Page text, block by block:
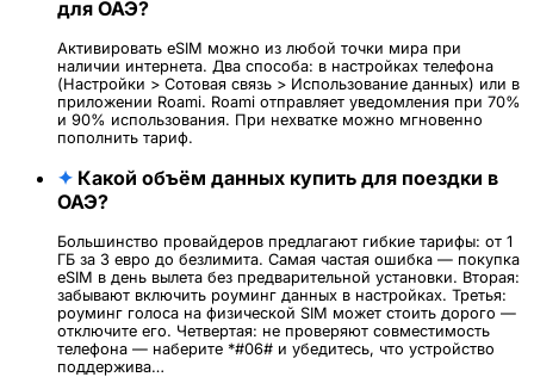
для ОАЭ?
Активировать eSIM можно из любой точки мира при
наличии интернета. Два способа: в настройках телефона
(Настройки > Сотовая связь > Использование данных) или в
приложении Roami. Roami отправляет уведомления при 70%
и 90% использования. При нехватке можно мгновенно
пополнить тариф.
✦ Какой объём данных купить для поездки в
ОАЭ?
Большинство провайдеров предлагают гибкие тарифы: от 1
ГБ за 3 евро до безлимита. Самая частая ошибка — покупка
eSIM в день вылета без предварительной установки. Вторая:
забывают включить роуминг данных в настройках. Третья:
роуминг голоса на физической SIM может стоить дорого —
отключите его. Четвертая: не проверяют совместимость
телефона — наберите *#06# и убедитесь, что устройство
поддержива…